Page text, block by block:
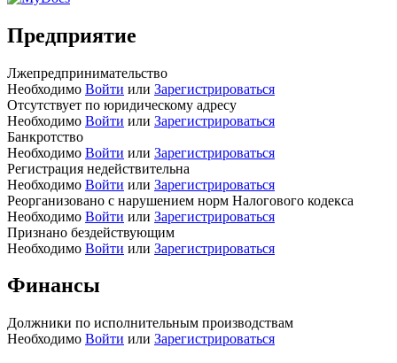
Предприятие
Лжепредпринимательство
Необходимо Войти или Зарегистрироваться
Отсутствует по юридическому адресу
Необходимо Войти или Зарегистрироваться
Банкротство
Необходимо Войти или Зарегистрироваться
Регистрация недействительна
Необходимо Войти или Зарегистрироваться
Реорганизовано с нарушением норм Налогового кодекса
Необходимо Войти или Зарегистрироваться
Признано бездействующим
Необходимо Войти или Зарегистрироваться
Финансы
Должники по исполнительным производствам
Необходимо Войти или Зарегистрироваться